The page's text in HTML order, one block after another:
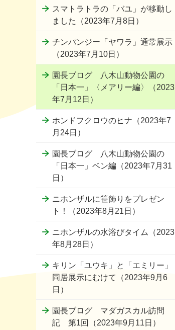
スマトラトラの「バユ」が移動し
ました（2023年7月8日）
チンパンジー「ヤワラ」通常展示
（2023年7月10日）
園長ブログ 八木山動物公園の
「日本一」〈メアリー編〉（2023
年7月12日）
ホンドフクロウのヒナ（2023年7
月24日）
園長ブログ 八木山動物公園の
「日本一」ベン編（2023年7月31
日）
ニホンザルに笹飾りをプレゼン
ト！（2023年8月21日）
ニホンザルの水浴びタイム（2023
年8月28日）
キリン「ユウキ」と「エミリー」
同居展示にむけて（2023年9月6
日）
園長ブログ マダガスカル訪問
記 第1回（2023年9月11日）